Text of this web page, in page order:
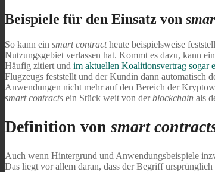
Beispiele für den Einsatz von
So kann ein smart contractheute beispielsweise
Nutzungsgebiet verlassen hat. Kommt es dazu, kann
Häufig zitiert und im aktuellen Koalitionsvertrag sogar
Flugzeugs feststellt und der Kundin dann automatisch
Anwendungen nicht mehr auf den Bereich der
smart contracts ein Stück weit von derblockchain als
Definition von smart
Auch wenn Hintergrund und Anwendungsbeispiele
Das liegt vor allem daran, dass der Begriff